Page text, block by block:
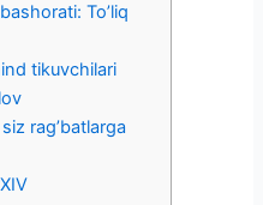
To’liq
tikuvchilari
rag’batlarga